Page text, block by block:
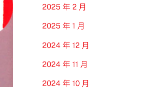
2025 年 2 月
2025 年 1 月
2024 年 12 月
2024 年 11 月
2024 年 10 月